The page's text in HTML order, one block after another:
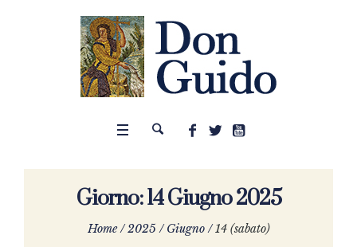
Giorno:14 Giugno 2025
Home /2025 /Giugno /14 (sabato)